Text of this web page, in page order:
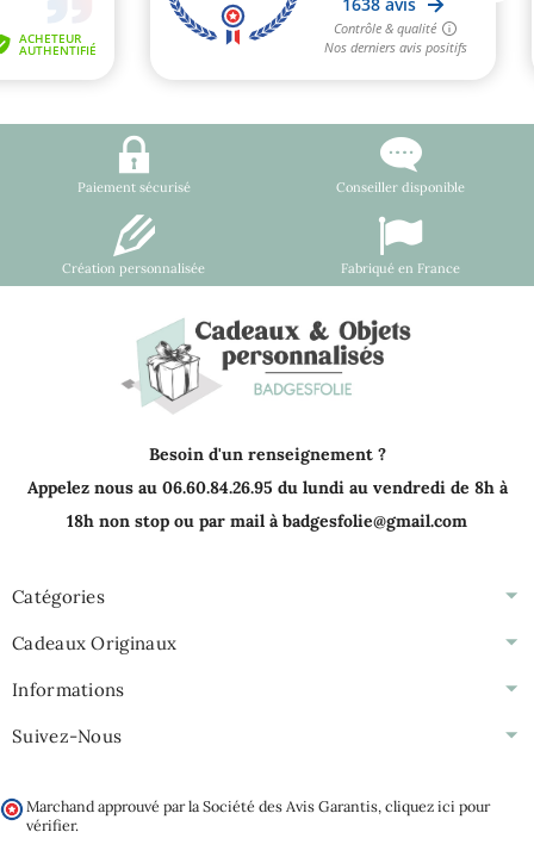
Paiement sécurisé Conseiller disponible
Création personnalisée Fabriqué en France
Besoin d'un renseignement ?
Appelez nous au 06.60.84.26.95 du lundi au vendredi de 8h à
18h non stop ou par mail à badgesfolie@gmail.com
Catégories
Cadeaux Originaux
Informations
Suivez-Nous
Marchand approuvé par la Société des Avis Garantis, cliquez ici pour
vérifier.